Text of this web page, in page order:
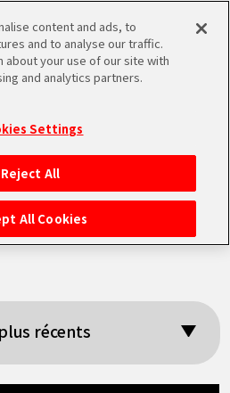
MEN
de la
」
récents
content and ads, to
and to analyse our traffic.
about your use of our site with
and analytics partners.
Settings
Reject All
All Cookies